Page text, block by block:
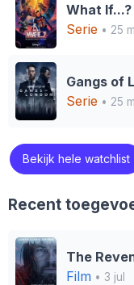
What
Serie • 25
Gangs of
Serie • 25
Bekijk hele watchlist
Recent
The
Film • 3 jul